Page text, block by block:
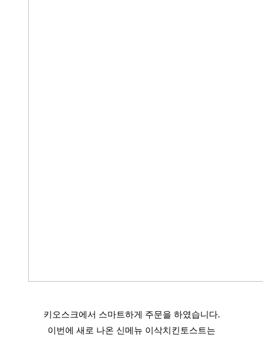
키오스크에서 스마트하게 주문을 하였습니다.
이번에 새로 나온 신메뉴 이삭치킨토스트는